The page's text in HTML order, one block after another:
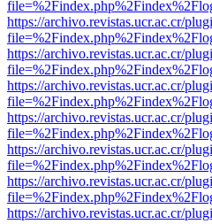
https://archivo.revistas.ucr.ac.cr/
https://archivo.revistas.ucr.ac.cr/
https://archivo.revistas.ucr.ac.cr/
https://archivo.revistas.ucr.ac.cr/
https://archivo.revistas.ucr.ac.cr/
https://archivo.revistas.ucr.ac.cr/
https://archivo.revistas.ucr.ac.cr/